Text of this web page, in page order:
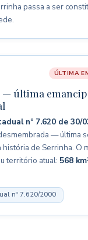
passa a ser
ÚLTIMA
— última
nº 7.620 de 30/
— última
de Serrinha. O
território atual: 568
nº 7.620/2000